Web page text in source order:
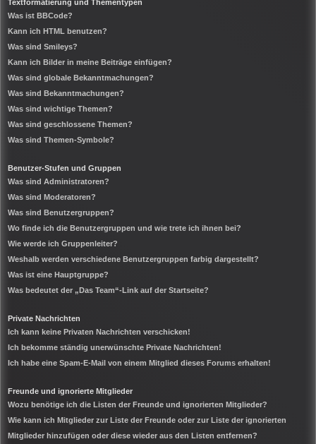
Textformatierung und Thementypen
Was ist BBCode?
Kann ich HTML benutzen?
Was sind Smileys?
Kann ich Bilder in meine Beiträge einfügen?
Was sind globale Bekanntmachungen?
Was sind Bekanntmachungen?
Was sind wichtige Themen?
Was sind geschlossene Themen?
Was sind Themen-Symbole?
Benutzer-Stufen und Gruppen
Was sind Administratoren?
Was sind Moderatoren?
Was sind Benutzergruppen?
Wo finde ich die Benutzergruppen und wie trete ich ihnen bei?
Wie werde ich Gruppenleiter?
Weshalb werden verschiedene Benutzergruppen farbig dargestellt?
Was ist eine Hauptgruppe?
Was bedeutet der „Das Team“-Link auf der Startseite?
Private Nachrichten
Ich kann keine Privaten Nachrichten verschicken!
Ich bekomme ständig unerwünschte Private Nachrichten!
Ich habe eine Spam-E-Mail von einem Mitglied dieses Forums erhalten!
Freunde und ignorierte Mitglieder
Wozu benötige ich die Listen der Freunde und ignorierten Mitglieder?
Wie kann ich Mitglieder zur Liste der Freunde oder zur Liste der ignorierten
Mitglieder hinzufügen oder diese wieder aus den Listen entfernen?